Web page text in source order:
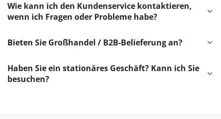
Wie kann ich den Kundenservice kontaktieren,
wenn ich Fragen oder Probleme habe?
Bieten Sie Großhandel / B2B-Belieferung an?
Haben Sie ein stationäres Geschäft? Kann ich Sie
besuchen?